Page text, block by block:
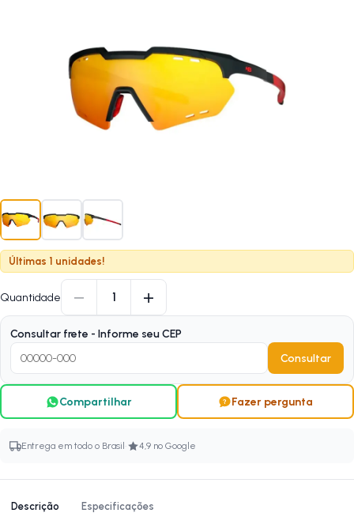
Últimas 1 unidades!
Quantidade − 1 +
Consultar frete - Informe seu CEP
Consultar
Compartilhar Fazer pergunta
Entrega em todo o Brasil · 4,9 no Google
Descrição Especificações